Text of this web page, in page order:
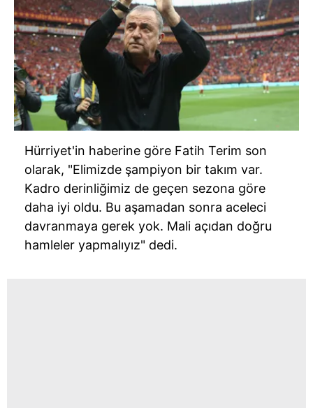
Hürriyet'in haberine göre Fatih Terim son
olarak, "Elimizde şampiyon bir takım var.
Kadro derinliğimiz de geçen sezona göre
daha iyi oldu. Bu aşamadan sonra aceleci
davranmaya gerek yok. Mali açıdan doğru
hamleler yapmalıyız" dedi.